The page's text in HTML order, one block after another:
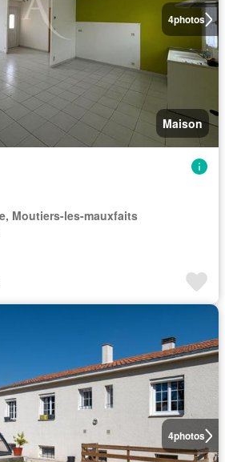
4photos
Maison
Moutiers-les-mauxfaits
4photos